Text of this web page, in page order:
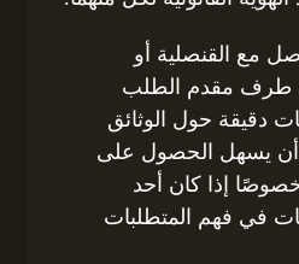
مع القنصلية أو
طرف مقدم الطلب
دقيقة حول الوثائق
أن يسهل الحصول على
إذا كان أحد
في فهم المتطلبات